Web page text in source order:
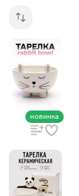
новинка